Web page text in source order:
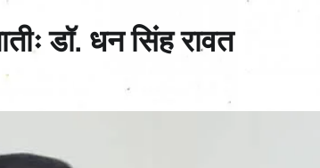
डॉ. धन सिंह रावत